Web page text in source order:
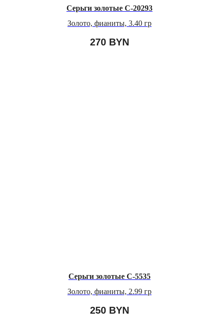
Серьги золотые С-20293
Золото, фианиты, 3.40 гр
270 BYN
Серьги золотые С-5535
Золото, фианиты, 2.99 гр
250 BYN